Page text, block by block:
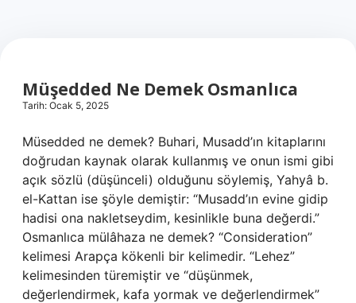
Müşedded Ne Demek Osmanlıca
Tarih: Ocak 5, 2025
Müsedded ne demek? Buhari, Musadd’ın kitaplarını
doğrudan kaynak olarak kullanmış ve onun ismi gibi
açık sözlü (düşünceli) olduğunu söylemiş, Yahyâ b.
el-Kattan ise şöyle demiştir: “Musadd’ın evine gidip
hadisi ona nakletseydim, kesinlikle buna değerdi.”
Osmanlıca mülâhaza ne demek? “Consideration”
kelimesi Arapça kökenli bir kelimedir. “Lehez”
kelimesinden türemiştir ve “düşünmek,
değerlendirmek, kafa yormak ve değerlendirmek”